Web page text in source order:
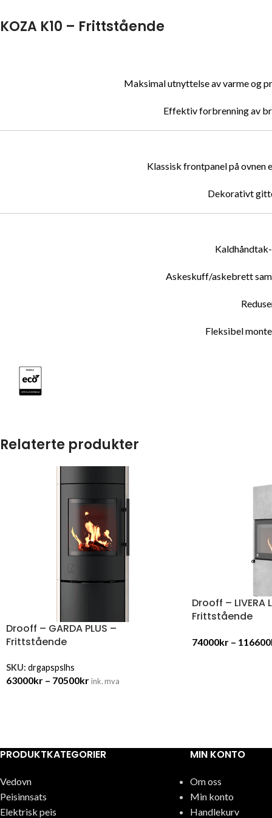
KOZA K10 – Frittstående
Maksimal utnyttelse av varme og
Effektiv forbrenning av
Klassisk frontpanel på
Dekorativt
Askeskuff/askebrett
Fleksibel
Relaterte produkter
Drooff – GARDA PLUS –
Frittstående
SKU: drgapspslhs
63000kr – 70500krink. mva
Drooff – LIVERA
Frittstående
74000kr – 116600
PRODUKTKATEGORIER
Vedovn
Peisinnsats
Elektrisk peis
MIN KONTO
Om oss
Min konto
Handlekurv